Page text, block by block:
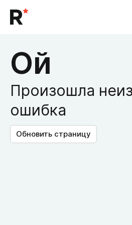
Ой
Произошла
ошибка
Обновить страницу